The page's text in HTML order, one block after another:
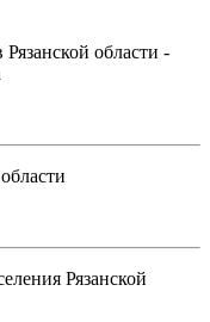
области -
Рязанской